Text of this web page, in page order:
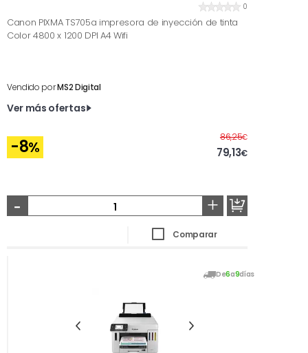
0
Canon PIXMA TS705a impresora de inyección de tinta
Color 4800 x 1200 DPI A4 Wifi
Vendido porMS2 Digital
Ver más ofertas
-8%
86,25€Antes
79,13€
- +
Comparar
De6a9días